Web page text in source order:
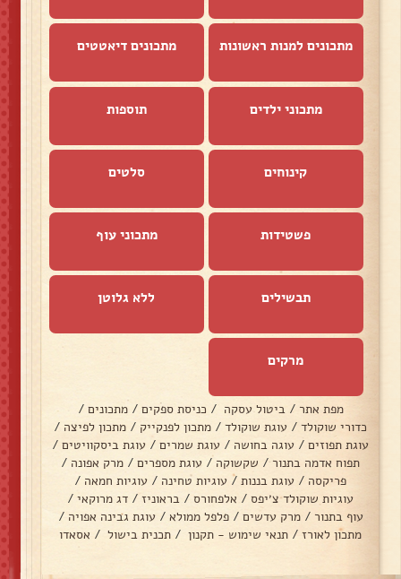
מתכונים למנות ראשונות מתכונים דיאטטים
מתכוני ילדים תוספות
קינוחים סלטים
פשטידות מתכוני עוף
תבשילים ללא גלוטן
מרקים
מפת אתר / ביטול עסקה / כניסת ספקים / מתכונים /
כדורי שוקולד / עוגת שוקולד / מתכון לפנקייק / מתכון לפיצה /
עוגת תפוזים / עוגה בחושה / עוגת שמרים / עוגת ביסקוויטים /
תפוח אדמה בתנור/ שקשוקה / עוגת מספרים / מרק אפונה /
פריקסה / עוגת בננות / עוגיות טחינה / עוגיות חמאה /
עוגיות שוקולד צ׳יפס / אלפחורס / בראוניז / דג מרוקאי /
עוף בתנור / מרק עדשים / פלפל ממולא / עוגת גבינה אפויה /
מתכון לאורז / תנאי שימוש - תקנון / תכנית בישול / אסאדו